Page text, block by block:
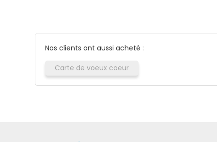
Nos clients ont aussi acheté :
Carte de voeux coeur